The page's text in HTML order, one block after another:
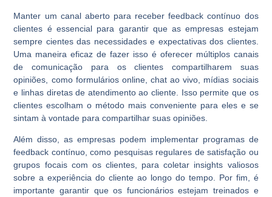
Manter um canal aberto para receber feedback contínuo dos
clientes é essencial para garantir que as empresas estejam
sempre cientes das necessidades e expectativas dos clientes.
Uma maneira eficaz de fazer isso é oferecer múltiplos canais
de comunicação para os clientes compartilharem suas
opiniões, como formulários online, chat ao vivo, mídias sociais
e linhas diretas de atendimento ao cliente. Isso permite que os
clientes escolham o método mais conveniente para eles e se
sintam à vontade para compartilhar suas opiniões.
Além disso, as empresas podem implementar programas de
feedback contínuo, como pesquisas regulares de satisfação ou
grupos focais com os clientes, para coletar insights valiosos
sobre a experiência do cliente ao longo do tempo. Por fim, é
importante garantir que os funcionários estejam treinados e